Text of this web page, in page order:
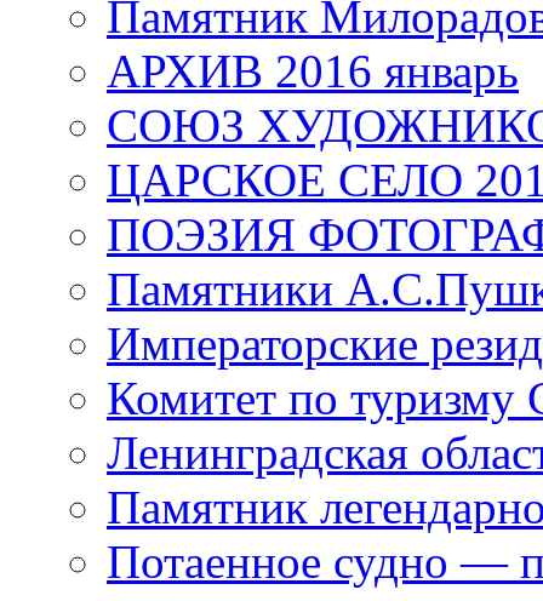
Памятник
АРХИВ 2016 январь
СОЮЗ
ЦАРСКОЕ СЕЛО
ПОЭЗИЯ
Памятники
Императорские
Комитет по туризму
Ленинградская
Памятник
Потаенное судно —